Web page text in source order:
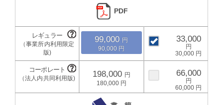
PDF
99,000
90,000
33,000
30,000
198,000
180,000
66,000
60,000